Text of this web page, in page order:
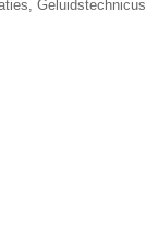
Geluidstechnicus